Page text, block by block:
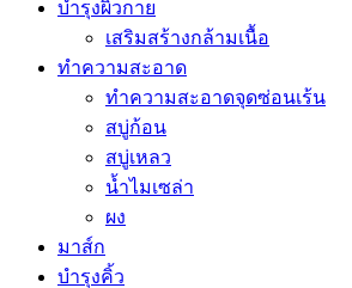
บำรุงผิวกาย
เสริมสร้างกล้ามเนื้อ
ทำความสะอาด
ทำความสะอาดจุดซ่อนเร้น
สบู่ก้อน
สบู่เหลว
น้ำไมเซล่า
ผง
มาส์ก
บำรุงคิ้ว